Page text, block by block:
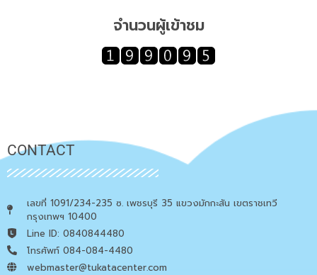
จำนวนผู้เข้าชม
CONTACT
เลขที่ 1091/234-235 ซ. เพชรบุรี 35 แขวงมักกะสัน เขตราชเทวี
กรุงเทพฯ 10400
Line ID: 0840844480
โทรศัพท์ 084-084-4480
webmaster@tukatacenter.com